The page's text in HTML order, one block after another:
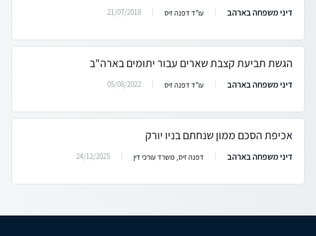
דיני משפחה בארהב עו"ד דפנה זיס 21/07/2018
הגשת תביעת קצבת שארים עבור יתומים בארה"ב
דיני משפחה בארהב עו"ד דפנה זיס 05/08/2022
אכיפת הסכם ממון שנחתם בניו יורק
דיני משפחה בארהב דפנה זיס, משרד עורכי דין 24/12/2025